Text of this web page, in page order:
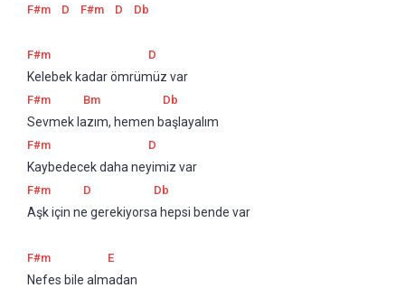
F#m D F#m D Db
F#m D
Kelebek kadar ömrümüz var
F#m Bm Db
Sevmek lazım, hemen başlayalım
F#m D
Kaybedecek daha neyimiz var
F#m D Db
Aşk için ne gerekiyorsa hepsi bende var
F#m E
Nefes bile almadan